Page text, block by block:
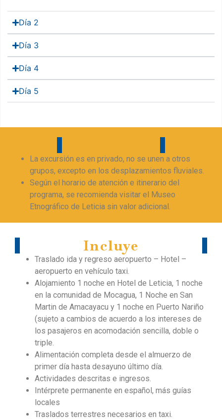
Día 2
Día 3
Día 4
Día 5
La excursión es en privado, no se unen a otros
grupos, excepto en los desplazamientos fluviales.
Según el horario de atención e itinerario del
programa, se recomienda visitar el Museo
Etnográfico de Leticia sin valor adicional.
Incluye
Traslado ida y regreso aeropuerto – Hotel –
aeropuerto en vehículo taxi.
Alojamiento 1 noche en Hotel de Leticia, 1 noche
en la comunidad de Mocagua, 1 Noche en San
Martin de Amacayacu y 1 noche en Puerto Nariño
(sujeto a cambios de acuerdo a los intereses de
los pasajeros en acomodación sencilla, doble o
triple.
Alimentación completa desde el almuerzo de
primer día hasta desayuno último día.
Actividades descritas e ingresos.
Intérprete permanente en español, más guías
locales
Traslados terrestres necesarios en taxi.